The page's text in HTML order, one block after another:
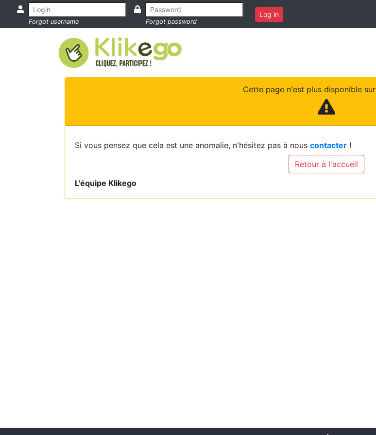
Forgot username Forgot password
Log in
Cette page n'est plus disponible sur
Si vous pensez que cela est une anomalie, n'hésitez pas à nous contacter !
Retour à l'accueil
L'équipe Klikego